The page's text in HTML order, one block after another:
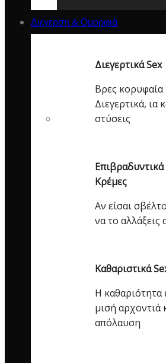
Διεγερση & Ομορφιά
Διεγερτικά Sex
Βρες κορυφαία
Διεγερτικά, ια
στύσεις
Κρέμες
Αν είσαι
να το αλλάξεις
Καθαριστικά
Η καθαριότητα
μισή αρχοντιά
απόλαυση